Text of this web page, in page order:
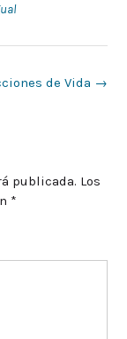
de Vida →
publicada. Los
*